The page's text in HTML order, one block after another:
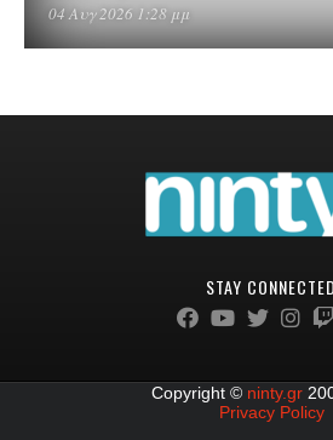
04 Αυγ 2026 1:28 μμ
STAY CONNECTED
Copyright © ninty.gr
Privacy Policy